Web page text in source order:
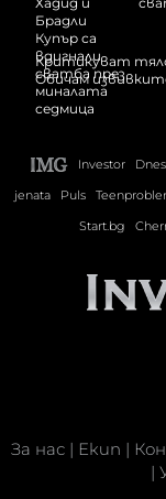
Критикуват
Обичам
Investor Dnes
jenata
Puls
Start.bg
За нас | Екип |
|